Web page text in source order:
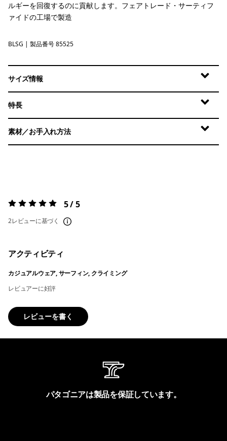
ルギーを回復するのに貢献します。フェアトレード・サーティフ
ァイドの工場で製造
Blue Sage
BLSG | 製品番号 85525
サイズ情報
特長
素材／お手入れ方法
評価:5 / 5 5 / 5
2レビューに基づく
アクティビティ
カジュアルウェア, サーフィン, クライミング
レビュアーに好評
レビューを書く
パタゴニアは製品を保証しています。